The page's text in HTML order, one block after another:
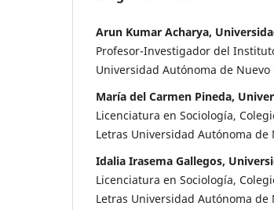
Arun Kumar Acharya,
Profesor-Investigador del
Universidad Autónoma de
María del Carmen Pineda,
Licenciatura en Sociología,
Letras Universidad Autónoma de
Idalia Irasema Gallegos,
Licenciatura en Sociología,
Letras Universidad Autónoma de